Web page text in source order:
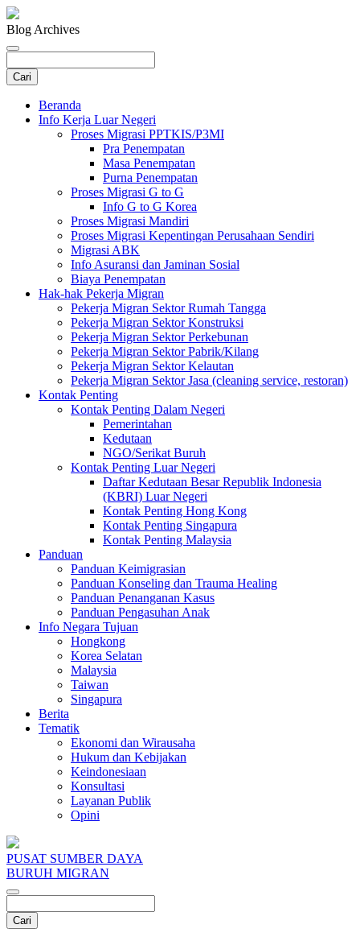
Blog Archives
Beranda
Info Kerja Luar Negeri
Proses Migrasi PPTKIS/P3MI
Pra Penempatan
Masa Penempatan
Purna Penempatan
Proses Migrasi G to G
Info G to G Korea
Proses Migrasi Mandiri
Proses Migrasi Kepentingan Perusahaan Sendiri
Migrasi ABK
Info Asuransi dan Jaminan Sosial
Biaya Penempatan
Hak-hak Pekerja Migran
Pekerja Migran Sektor Rumah Tangga
Pekerja Migran Sektor Konstruksi
Pekerja Migran Sektor Perkebunan
Pekerja Migran Sektor Pabrik/Kilang
Pekerja Migran Sektor Kelautan
Pekerja Migran Sektor Jasa (cleaning service, restoran)
Kontak Penting
Kontak Penting Dalam Negeri
Pemerintahan
Kedutaan
NGO/Serikat Buruh
Kontak Penting Luar Negeri
Daftar Kedutaan Besar Republik Indonesia
(KBRI) Luar Negeri
Kontak Penting Hong Kong
Kontak Penting Singapura
Kontak Penting Malaysia
Panduan
Panduan Keimigrasian
Panduan Konseling dan Trauma Healing
Panduan Penanganan Kasus
Panduan Pengasuhan Anak
Info Negara Tujuan
Hongkong
Korea Selatan
Malaysia
Taiwan
Singapura
Berita
Tematik
Ekonomi dan Wirausaha
Hukum dan Kebijakan
Keindonesiaan
Konsultasi
Layanan Publik
Opini
PUSAT SUMBER DAYA
BURUH MIGRAN